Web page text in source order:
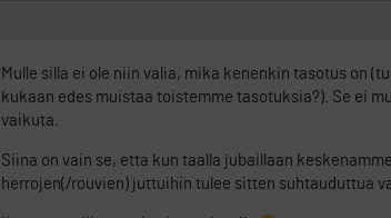
Mulle silla ei ole niin valia, mika kenenkin tasotus on
kukaan edes muistaa toistemme tasotuksia?). Se ei
vaikuta.
Siina on vain se, etta kun taalla jubaillaan
herrojen(/rouvien) juttuihin tulee sitten suhtauduttua